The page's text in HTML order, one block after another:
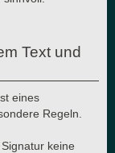
Text und
eines
Regeln.
keine